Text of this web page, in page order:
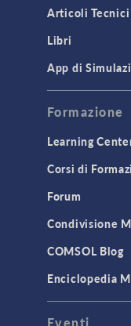
Articoli
Libri
App di
Formazione
Learning
Corsi di
Forum
Condivisione
COMSOL Blog
Enciclopedia